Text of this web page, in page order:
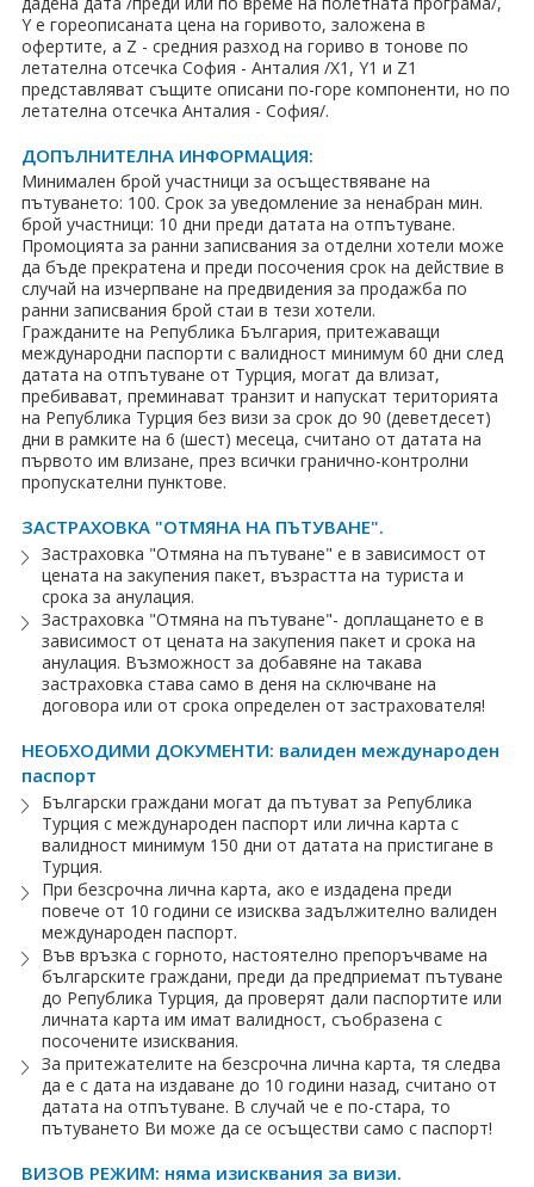
Y е гореописаната цена на горивото, заложена в
офертите, а Z - средния разход на гориво в тонове по
летателна отсечка София - Анталия /X1, Y1 и Z1
представляват същите описани по-горе компоненти, но по
летателна отсечка Анталия - София/.
ДОПЪЛНИТЕЛНА ИНФОРМАЦИЯ:
Минимален брой участници за осъществяване на
пътуването: 100. Срок за уведомление за ненабран мин.
брой участници: 10 дни преди датата на отпътуване.
Промоцията за ранни записвания за отделни хотели може
да бъде прекратена и преди посочения срок на действие в
случай на изчерпване на предвидения за продажба по
ранни записвания брой стаи в тези хотели.
Гражданите на Република България, притежаващи
международни паспорти с валидност минимум 60 дни след
датата на отпътуване от Турция, могат да влизат,
пребивават, преминават транзит и напускат територията
на Република Турция без визи за срок до 90 (деветдесет)
дни в рамките на 6 (шест) месеца, считано от датата на
първото им влизане, през всички гранично-контролни
пропускателни пунктове.
ЗАСТРАХОВКА "ОТМЯНА НА ПЪТУВАНЕ".
Застраховка "Отмяна на пътуване" е в зависимост от
цената на закупения пакет, възрастта на туриста и
срока за анулация.
Застраховка "Отмяна на пътуване"- доплащането е в
зависимост от цената на закупения пакет и срока на
анулация. Възможност за добавяне на такава
застраховка става само в деня на сключване на
договора или от срока определен от застрахователя!
НЕОБХОДИМИ ДОКУМЕНТИ: валиден международен
паспорт
Български граждани могат да пътуват за Република
Турция с международен паспорт или лична карта с
валидност минимум 150 дни от датата на пристигане в
Турция.
При безсрочна лична карта, ако е издадена преди
повече от 10 години се изисква задължително валиден
международен паспорт.
Във връзка с горното, настоятелно препоръчваме на
българските граждани, преди да предприемат пътуване
до Република Турция, да проверят дали паспортите или
личната карта им имат валидност, съобразена с
посочените изисквания.
За притежателите на безсрочна лична карта, тя следва
да е с дата на издаване до 10 години назад, считано от
датата на отпътуване. В случай че е по-стара, то
пътуването Ви може да се осъществи само с паспорт!
ВИЗОВ РЕЖИМ: няма изисквания за визи.